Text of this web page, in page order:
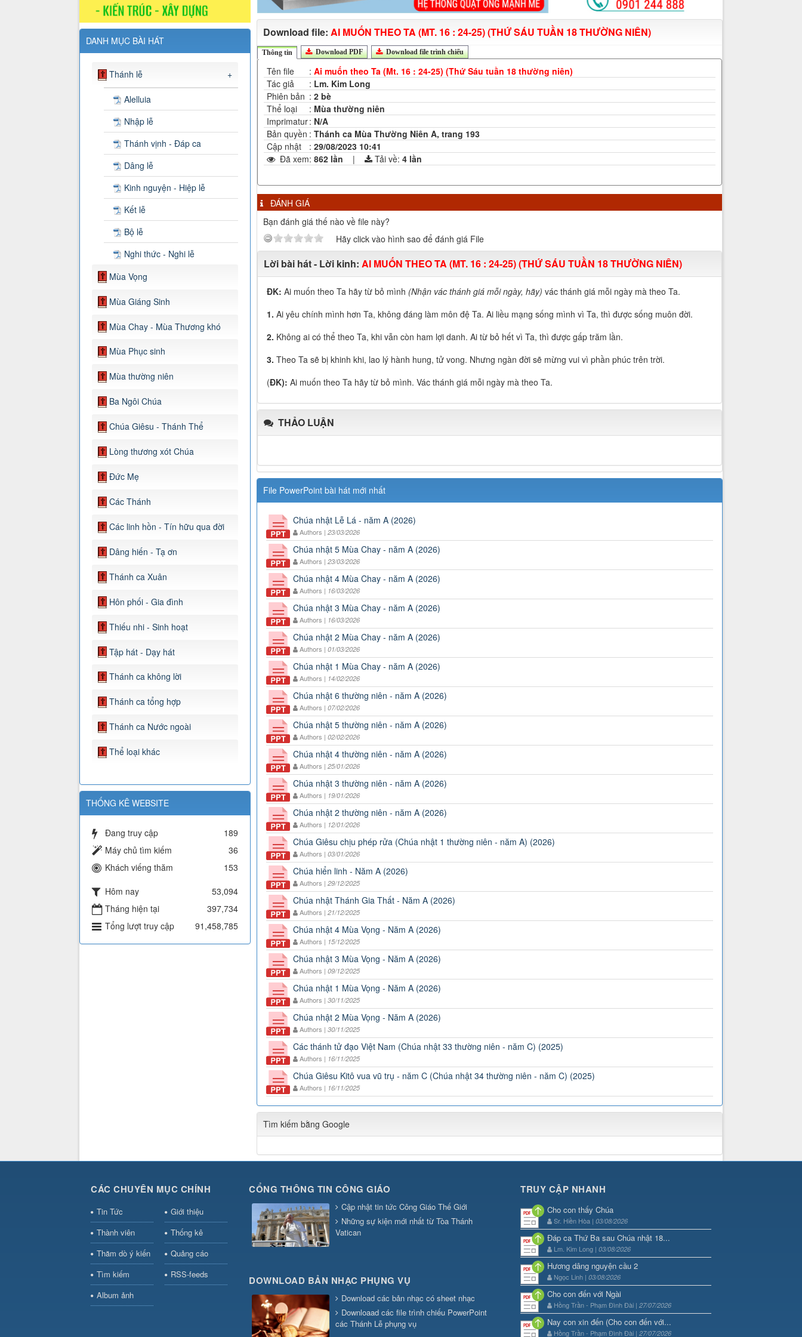
DANH MỤC BÀI HÁT
Thánh lễ +
Alelluia
Nhập lễ
Thánh vịnh - Đáp ca
Dâng lễ
Kinh nguyện - Hiệp lễ
Kết lễ
Bộ lễ
Nghi thức - Nghi lễ
Mùa Vọng
Mùa Giáng Sinh
Mùa Chay - Mùa Thương khó
Mùa Phục sinh
Mùa thường niên
Ba Ngôi Chúa
Chúa Giêsu - Thánh Thể
Lòng thương xót Chúa
Đức Mẹ
Các Thánh
Các linh hồn - Tín hữu qua đời
Dâng hiến - Tạ ơn
Thánh ca Xuân
Hôn phối - Gia đình
Thiếu nhi - Sinh hoạt
Tập hát - Dạy hát
Thánh ca không lời
Thánh ca tổng hợp
Thánh ca Nước ngoài
Thể loại khác
THỐNG KÊ WEBSITE
Đang truy cập
189
Máy chủ tìm kiếm
36
Khách viếng thăm
153
Hôm nay
53,094
Tháng hiện tại
397,734
Tổng lượt truy cập
91,458,785
Download file: AI MUỐN THEO TA (MT. 16 : 24-25) (THỨ SÁU TUẦN 18 THƯỜNG NIÊN)
Thông tin Download PDF Download file trình chiếu
Tên file : Ai muốn theo Ta (Mt. 16 : 24-25) (Thứ Sáu tuần 18 thường niên)
Tác giả
: Lm. Kim Long
Phiên bản : 2 bè
Thể loại
: Mùa thường niên
Imprimatur: N/A
Bản quyền : Thánh ca Mùa Thường Niên A, trang 193
Cập nhật
: 29/08/2023 10:41
Đã xem: 862 lần | Tải về: 4 lần
ĐÁNH GIÁ
Bạn đánh giá thế nào về file này?
Hãy click vào hình sao để đánh giá File
Lời bài hát - Lời kinh: AI MUỐN THEO TA (MT. 16 : 24-25) (THỨ SÁU TUẦN 18 THƯỜNG NIÊN)
ĐK: Ai muốn theo Ta hãy từ bỏ mình (Nhận vác thánh giá mỗi ngày, hãy) vác thánh giá mỗi ngày mà theo Ta.
1. Ai yêu chính mình hơn Ta, không đáng làm môn đệ Ta. Ai liều mạng sống mình vì Ta, thì được sống muôn đời.
2. Không ai có thể theo Ta, khi vẫn còn ham lợi danh. Ai từ bỏ hết vì Ta, thì được gấp trăm lần.
3. Theo Ta sẽ bị khinh khi, lao lý hành hung, tử vong. Nhưng ngàn đời sẽ mừng vui vì phần phúc trên trời.
(ĐK): Ai muốn theo Ta hãy từ bỏ mình. Vác thánh giá mỗi ngày mà theo Ta.
THẢO LUẬN
File PowerPoint bài hát mới nhất
Chúa nhật Lễ Lá - năm A (2026)
Authors | 23/03/2026
Chúa nhật 5 Mùa Chay - năm A (2026)
Authors | 23/03/2026
Chúa nhật 4 Mùa Chay - năm A (2026)
Authors | 16/03/2026
Chúa nhật 3 Mùa Chay - năm A (2026)
Authors | 16/03/2026
Chúa nhật 2 Mùa Chay - năm A (2026)
Authors | 01/03/2026
Chúa nhật 1 Mùa Chay - năm A (2026)
Authors | 14/02/2026
Chúa nhật 6 thường niên - năm A (2026)
Authors | 07/02/2026
Chúa nhật 5 thường niên - năm A (2026)
Authors | 02/02/2026
Chúa nhật 4 thường niên - năm A (2026)
Authors | 25/01/2026
Chúa nhật 3 thường niên - năm A (2026)
Authors | 19/01/2026
Chúa nhật 2 thường niên - năm A (2026)
Authors | 12/01/2026
Chúa Giêsu chịu phép rửa (Chúa nhật 1 thường niên - năm A) (2026)
Authors | 03/01/2026
Chúa hiển linh - Năm A (2026)
Authors | 29/12/2025
Chúa nhật Thánh Gia Thất - Năm A (2026)
Authors | 21/12/2025
Chúa nhật 4 Mùa Vọng - Năm A (2026)
Authors | 15/12/2025
Chúa nhật 3 Mùa Vọng - Năm A (2026)
Authors | 09/12/2025
Chúa nhật 1 Mùa Vọng - Năm A (2026)
Authors | 30/11/2025
Chúa nhật 2 Mùa Vọng - Năm A (2026)
Authors | 30/11/2025
Các thánh tử đạo Việt Nam (Chúa nhật 33 thường niên - năm C) (2025)
Authors | 16/11/2025
Chúa Giêsu Kitô vua vũ trụ - năm C (Chúa nhật 34 thường niên - năm C) (2025)
Authors | 16/11/2025
Tìm kiếm bằng Google
CÁC CHUYÊN MỤC CHÍNH
Tin Tức
Giới thiệu
Thành viên
Thống kê
Thăm dò ý kiến
Quảng cáo
Tìm kiếm
RSS-feeds
Album ảnh
CỔNG THÔNG TIN CÔNG GIÁO
Cập nhật tin tức Công Giáo Thế Giới
Những sự kiện mới nhất từ Tòa Thánh
Vatican
DOWNLOAD BẢN NHẠC PHỤNG VỤ
Download các bản nhạc có sheet nhạc
Downloaad các file trình chiếu PowerPoint
các Thánh Lễ phụng vụ
TRUY CẬP NHANH
Cho con thấy Chúa
Sr. Hiền Hòa | 03/08/2026
Đáp ca Thứ Ba sau Chúa nhật 18...
Lm. Kim Long | 03/08/2026
Hương dâng nguyện cầu 2
Ngọc Linh | 03/08/2026
Cho con đến với Ngài
Hồng Trần - Phạm Đình Đài | 27/07/2026
Nay con xin đến (Cho con đến với...
Hồng Trần - Phạm Đình Đài | 27/07/2026